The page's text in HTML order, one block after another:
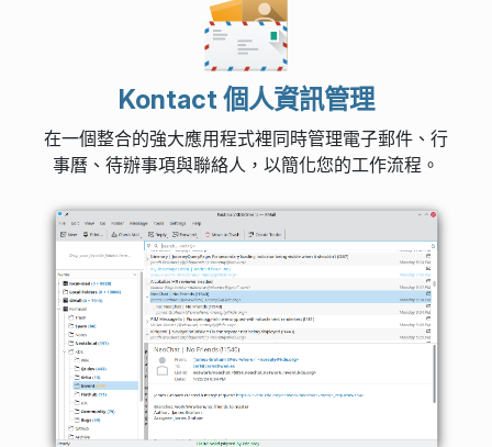
Kontact 個人資訊管理
在一個整合的強大應用程式裡同時管理電子郵件、行
事曆、待辦事項與聯絡人，以簡化您的工作流程。